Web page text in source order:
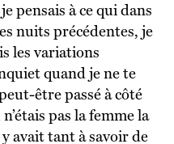
pensais à ce qui dans
nuits précédentes, je
les variations
quand je ne te
être passé à côté
pas la femme la
avait tant à savoir de